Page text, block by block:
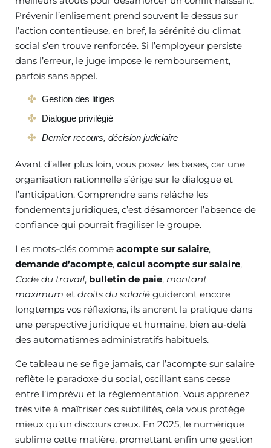
Prévenir l’enlisement prend souvent le dessus sur
l’action contentieuse, en bref, la sérénité du climat
social s’en trouve renforcée. Si l’employeur persiste
dans l’erreur, le juge impose le remboursement,
parfois sans appel.
Gestion des litiges
Dialogue privilégié
Dernier recours, décision judiciaire
Avant d’aller plus loin, vous posez les bases, car une
organisation rationnelle s’érige sur le dialogue et
l’anticipation. Comprendre sans relâche les
fondements juridiques, c’est désamorcer l’absence de
confiance qui pourrait fragiliser le groupe.
Les mots-clés comme acompte sur salaire,
demande d’acompte, calcul acompte sur salaire,
Code du travail, bulletin de paie, montant
maximum et droits du salarié guideront encore
longtemps vos réflexions, ils ancrent la pratique dans
une perspective juridique et humaine, bien au-delà
des automatismes administratifs habituels.
Ce tableau ne se fige jamais, car l’acompte sur salaire
reflète le paradoxe du social, oscillant sans cesse
entre l’imprévu et la règlementation. Vous apprenez
très vite à maîtriser ces subtilités, cela vous protège
mieux qu’un discours creux. En 2025, le numérique
sublime cette matière, promettant enfin une gestion